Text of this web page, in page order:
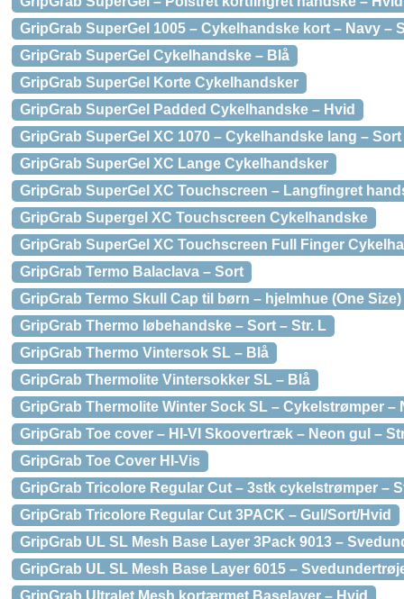
GripGrab SuperGel 1005 – Cykelhandske kort – Navy –
GripGrab SuperGel Cykelhandske – Blå
GripGrab SuperGel Korte Cykelhandsker
GripGrab SuperGel Padded Cykelhandske – Hvid
GripGrab SuperGel XC 1070 – Cykelhandske lang – Sort
GripGrab SuperGel XC Lange Cykelhandsker
GripGrab SuperGel XC Touchscreen – Langfingret
GripGrab Supergel XC Touchscreen Cykelhandske
GripGrab SuperGel XC Touchscreen Full Finger
GripGrab Termo Balaclava – Sort
GripGrab Termo Skull Cap til børn – hjelmhue (One Size)
GripGrab Thermo løbehandske – Sort – Str. L
GripGrab Thermo Vintersok SL – Blå
GripGrab Thermolite Vintersokker SL – Blå
GripGrab Thermolite Winter Sock SL – Cykelstrømper –
GripGrab Toe cover – HI-VI Skoovertræk – Neon gul –
GripGrab Toe Cover HI-Vis
GripGrab Tricolore Regular Cut – 3stk cykelstrømper –
GripGrab Tricolore Regular Cut 3PACK – Gul/Sort/Hvid
GripGrab UL SL Mesh Base Layer 3Pack 9013 –
GripGrab UL SL Mesh Base Layer 6015 –
GripGrab Ultralet Mesh kortærmet Baselayer – Hvid